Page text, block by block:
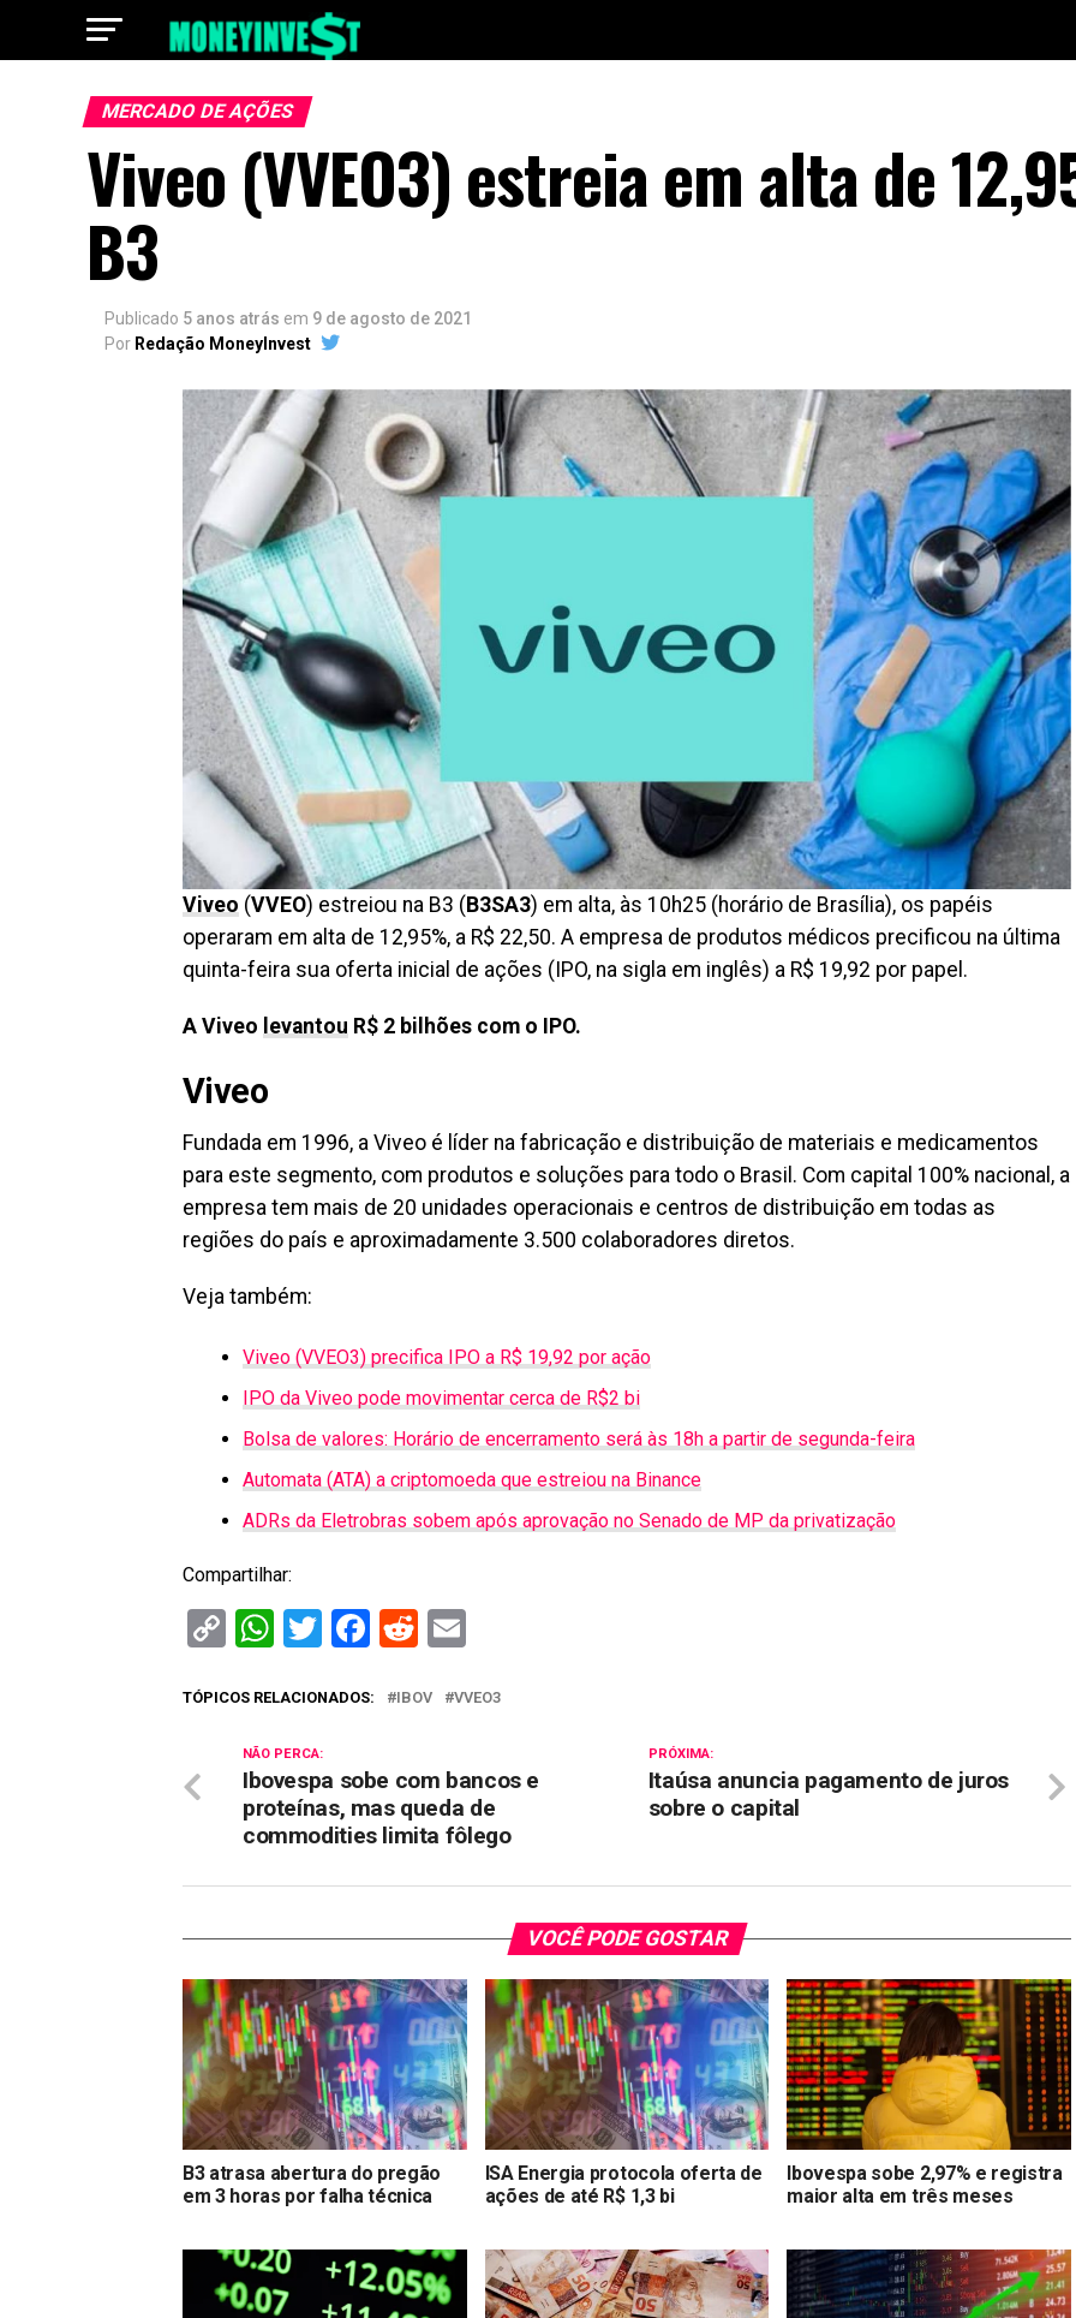
MERCADO DE AÇÕES
Viveo (VVEO3) estreia em alta de
B3
Publicado 5 anos atrás em 9 de agosto de 2021
Por Redação MoneyInvest
Viveo (VVEO) estreiou na B3 ( B3SA3) em alta, às 10h25 (horário de Brasília), os papéis
operaram em alta de 12,95%, a R$ 22,50. A empresa de produtos médicos precificou na última
quinta-feira sua oferta inicial de ações (IPO, na sigla em inglês) a R$ 19,92 por papel.
A Viveo levantou R$ 2 bilhões com o IPO.
Viveo
Fundada em 1996, a Viveo é líder na fabricação e distribuição de materiais e medicamentos
para este segmento, com produtos e soluções para todo o Brasil. Com capital 100% nacional, a
empresa tem mais de 20 unidades operacionais e centros de distribuição em todas as
regiões do país e aproximadamente 3.500 colaboradores diretos.
Veja também:
Viveo (VVEO3) precifica IPO a R$ 19,92 por ação
IPO da Viveo pode movimentar cerca de R$2 bi
Bolsa de valores: Horário de encerramento será às 18h a partir de segunda-feira
Automata (ATA) a criptomoeda que estreiou na Binance
ADRs da Eletrobras sobem após aprovação no Senado de MP da privatização
Compartilhar:
CopyWhatsApp
Twitter
Facebook
Reddit
TÓPICOS RELACIONADOS: IBOV VVEO3
PRÓXIMA:
Itaúsa anuncia pagamento de juros
sobre o capital
NÃO PERCA:
Ibovespa sobe com bancos e
proteínas, mas queda de
commodities limita fôlego
VOCÊ PODE GOSTAR
B3 atrasa abertura do pregão
em 3 horas por falha técnica
ISA Energia protocola oferta de
ações de até R$ 1,3 bi
Ibovespa sobe 2,97% e registra
maior alta em três meses